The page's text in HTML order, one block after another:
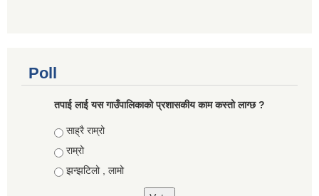
Poll
तपाई लाई यस गाउँपालिकाको प्रशासकीय काम कस्तो लाग्छ ?
Choices
साह्रै राम्रो
राम्रो
झन्झटिलो , लामो